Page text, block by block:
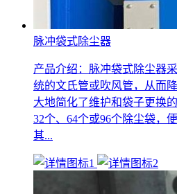
脉冲袋式除尘器
产品介绍：脉冲袋式除尘器
统的文氏管或吹风管，从而
大地简化了维护和袋子更换
32个、64个或96个除尘袋，
其...